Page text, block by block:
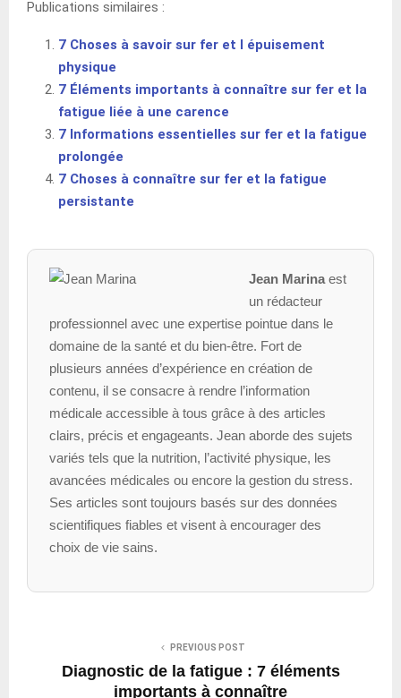
Publications similaires :
7 Choses à savoir sur fer et l épuisement
physique
7 Éléments importants à connaître sur fer et la
fatigue liée à une carence
7 Informations essentielles sur fer et la fatigue
prolongée
7 Choses à connaître sur fer et la fatigue
persistante
Jean Marinaest
un rédacteur
professionnel avec une expertise pointue dans le
domaine de la santé et du bien-être. Fort de
plusieurs années d’expérience en création de
contenu, il se consacre à rendre l’information
médicale accessible à tous grâce à des articles
clairs, précis et engageants. Jean aborde des sujets
variés tels que la nutrition, l’activité physique, les
avancées médicales ou encore la gestion du stress.
Ses articles sont toujours basés sur des données
scientifiques fiables et visent à encourager des
choix de vie sains.
PREVIOUS POST
Diagnostic de la fatigue : 7 éléments
importants à connaître